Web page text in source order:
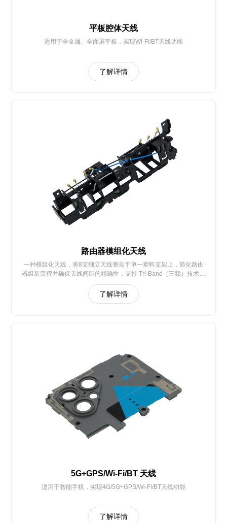
平板腔体天线
适用于全金属、全面屏平板，实现Wi-Fi/BT天线功能
了解详情
路由器模组化天线
一种模组化天线，将8支独立天线整合于单一塑料支架上，简化路由
器组装流程并确保天线间距的精确性，支持 Tri-Band（三频）技术，
了解详情
5G+GPS/Wi-Fi/BT 天线
适用于智能手机，实现4G/5G+GPS/Wi-Fi/BT天线功能
了解详情